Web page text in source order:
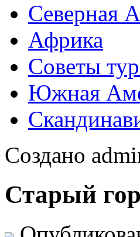
Северная
Африка
Советы
Южная
Создано
Старый